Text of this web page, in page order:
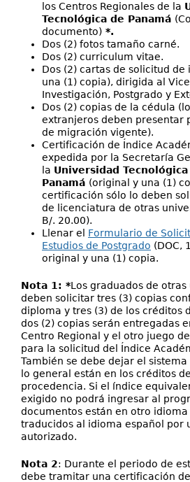
los Centros Regionales de la
Tecnológica de Panamá
documento) *.
Dos (2) fotos tamaño carné.
Dos (2) curriculum vitae.
Dos (2) cartas de solicitud
una (1) copia), dirigida al
Investigación, Postgrado y
Dos (2) copias de la cédula
extranjeros deben presentar
de migración vigente).
Certificación de Índice
expedida por la Secretaría
la Universidad Tecnológica
Panamá (original y una (1)
certificación sólo lo deben
de licenciatura de otras
B/. 20.00).
Llenar el Formulario de
Estudios de Postgrado (DOC,
original y una (1) copia.
Nota 1: *Los graduados de
deben solicitar tres (3) copias
diploma y tres (3) de los créditos
dos (2) copias serán entregadas
Centro Regional y el otro juego
para la solicitud del Índice
También se debe dejar el
lo general están en los créditos
procedencia. Si el índice
exigido no podrá ingresar al
documentos están en otro
traducidos al idioma español por
autorizado.
Nota 2: Durante el periodo de
debe tramitar una certificación